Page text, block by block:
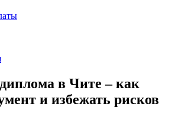
в Чите – как
и избежать рисков